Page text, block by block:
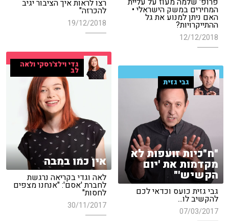
רצו לראות איך הציבור יגיב
להכרזה"
19/12/2018
המחירים במשק הישראלי •
האם ניתן למנוע את גל
ההתייקרויות?
12/12/2018
גדי וילצ'רסקי ולאה
לב
אין כמו במבה
לאה וגדי בקריאה נרגשת
לחברת 'אסם': "אנחנו מצפים
לחסות"
30/11/2017
גבי גזית
"ח"כיות זועפות לא
מקדמות את 'יום
הקשיש'"
גבי גזית כועס וכדאי לכם
להקשיב לו...
07/03/2017